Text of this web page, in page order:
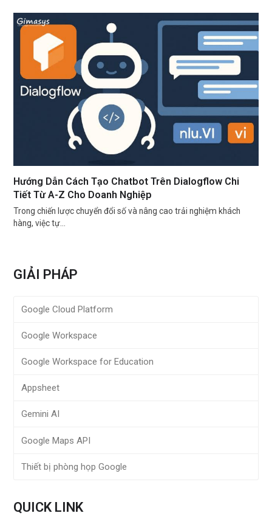
Hướng Dẫn Cách Tạo Chatbot Trên Dialogflow Chi
Tiết Từ A-Z Cho Doanh Nghiệp
Trong chiến lược chuyển đổi số và nâng cao trải nghiệm khách
hàng, việc tự…
GIẢI PHÁP
Google Cloud Platform
Google Workspace
Google Workspace for Education
Appsheet
Gemini AI
Google Maps API
Thiết bị phòng họp Google
QUICK LINK